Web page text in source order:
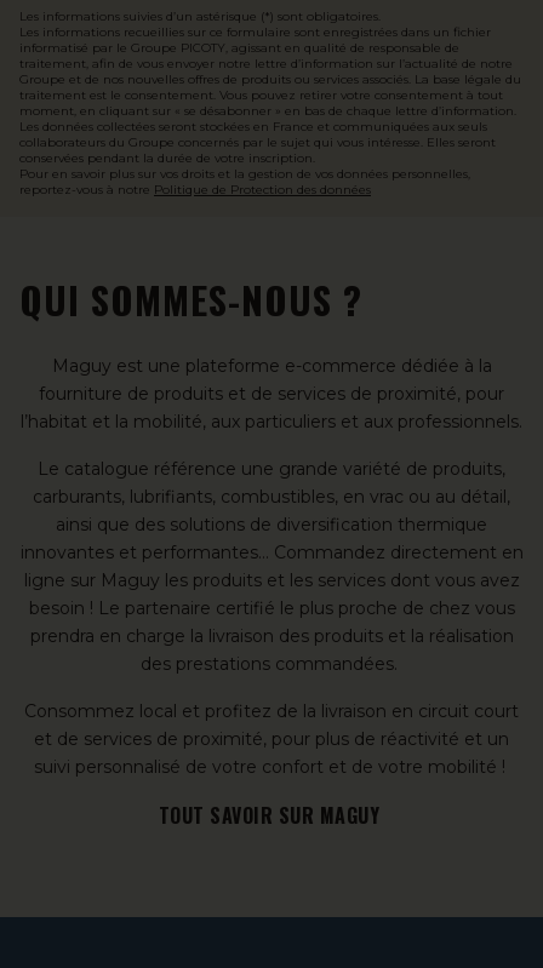
Les informations suivies d’un astérisque (*) sont obligatoires.
Les informations recueillies sur ce formulaire sont enregistrées dans un fichier
informatisé par le Groupe PICOTY, agissant en qualité de responsable de
traitement, afin de vous envoyer notre lettre d’information sur l’actualité de notre
Groupe et de nos nouvelles offres de produits ou services associés. La base légale du
traitement est le consentement. Vous pouvez retirer votre consentement à tout
moment, en cliquant sur « se désabonner » en bas de chaque lettre d’information.
Les données collectées seront stockées en France et communiquées aux seuls
collaborateurs du Groupe concernés par le sujet qui vous intéresse. Elles seront
conservées pendant la durée de votre inscription.
Pour en savoir plus sur vos droits et la gestion de vos données personnelles,
reportez-vous à notre Politique de Protection des données
QUI SOMMES-NOUS ?
Maguy est une plateforme e-commerce dédiée à la
fourniture de produits et de services de proximité, pour
l’habitat et la mobilité, aux particuliers et aux professionnels.
Le catalogue référence une grande variété de produits,
carburants, lubrifiants, combustibles, en vrac ou au détail,
ainsi que des solutions de diversification thermique
innovantes et performantes… Commandez directement en
ligne sur Maguy les produits et les services dont vous avez
besoin ! Le partenaire certifié le plus proche de chez vous
prendra en charge la livraison des produits et la réalisation
des prestations commandées.
Consommez local et profitez de la livraison en circuit court
et de services de proximité, pour plus de réactivité et un
suivi personnalisé de votre confort et de votre mobilité !
TOUT SAVOIR SUR MAGUY